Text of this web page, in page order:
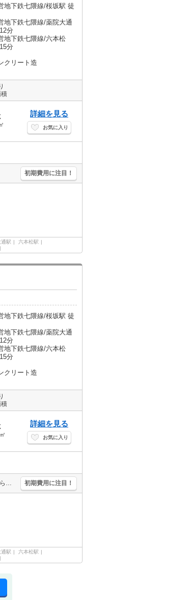
地下鉄七隈線/桜坂駅 徒
地下鉄七隈線/薬院大通
分
地下鉄七隈線/六本松
分
クリート造
詳細を見る
お気に入り
初期費用に注目！
駅
六本松駅
地下鉄七隈線/桜坂駅 徒
地下鉄七隈線/薬院大通
分
地下鉄七隈線/六本松
分
クリート造
詳細を見る
お気に入り
新生活はこの街、この部屋から。お洒落なエリアの気になるお部屋。快適を目指すなら広めの物件。シングルライフのスタートはここから。 初期費用に注目！
駅
六本松駅